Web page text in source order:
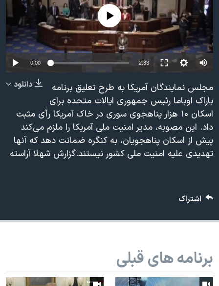
فرهنگ و زندگی
حقوق شهروندی
اقتصادی
علم و فناوری
گالری عکس
آرشیو پخش زنده
مستندها
انتخابات ریاست جمهوری آمریکا ۲۰۲۴
حمله جمهوری اسلامی به اسرائیل
رمز مهسا
اعتراضات زن، زندگی، آزادی
مجموعه مستندهای دادخواهی
تریبونال مردمی آبان ۹۸
دادگاه حمید نوری
اعتراضات مردمی آبان ۹۸
اسرائیل در جنگ
همایش محافظه‌کاران آمریکا «سی‌پک»
صفحه‌های ویژه
دنبال کنید
زبانهای مختلف
No media source currently available
0:00 2:33
دانلود
مجلس نمایندگان آمریکا به طرح تعلیق برنامه
باراک اوباما رئیس جمهوری ایالات متحده برای
اسکان ۱۰ هزار پناهجوی سوری در خاک آمریکا رأی مثبت
داد. این مصوبه، مدیر امنیت ملی آمریکا را ملزم می‌کند
پیش از اسکان پناهجویان، به کنگره ضمانت دهد که آنها
تهدیدی علیه امنیت ملی کشور نیستند.گزارش شهلا آراسته
اشتراک
برنامه های قبلی